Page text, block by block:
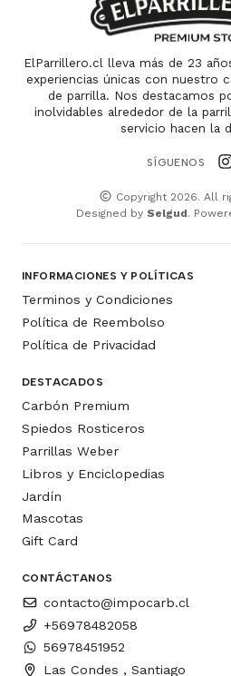
ElParrillero.cl lleva más de 23
experiencias únicas con nuestro
de parrilla. Nos destacamos
inolvidables alrededor de la
servicio hacen la
SÍGUENOS
Copyright 2026. All
Designed by Selgud.
INFORMACIONES Y POLÍTICAS
Terminos y Condiciones
Política de Reembolso
Política de Privacidad
DESTACADOS
Carbón Premium
Spiedos Rosticeros
Parrillas Weber
Libros y Enciclopedias
Jardín
Mascotas
Gift Card
CONTÁCTANOS
contacto@impocarb.cl
+56978482058
56978451952
Las Condes , Santiago